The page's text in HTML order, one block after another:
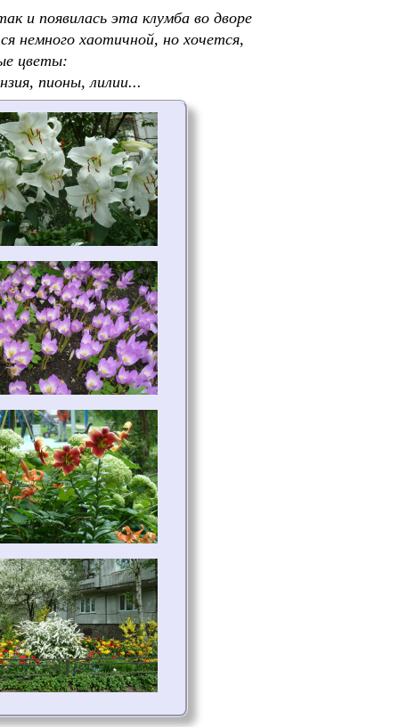
и появилась эта клумба во дворе
немного хаотичной, но хочется,
цветы:
пионы, лилии...